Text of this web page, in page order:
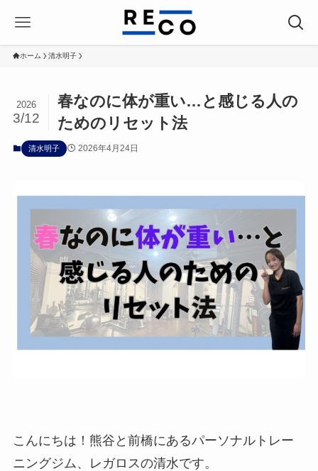
ホーム 清水明子
春なのに体が重い…と感じる人の
ためのリセット法
2026
3/12
清水明子 2026年4月24日
こんにちは！熊谷と前橋にあるパーソナルトレー
ニングジム、レガロスの清水です。